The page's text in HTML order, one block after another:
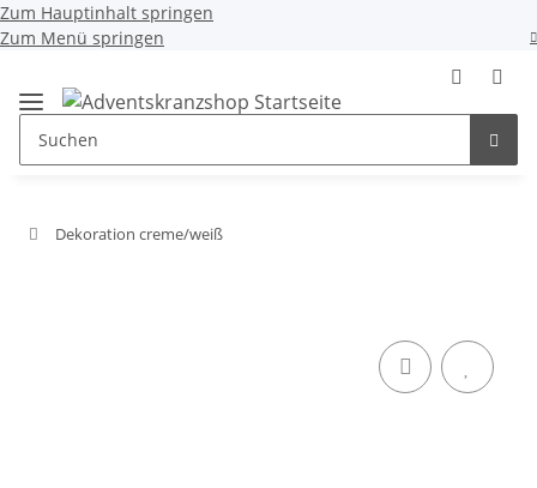
Zum Hauptinhalt springen
Zum Menü springen
Dekoration creme/weiß